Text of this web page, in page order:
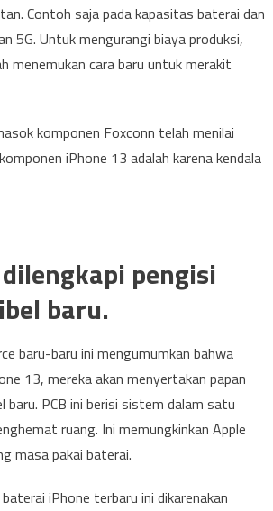
Contoh saja pada kapasitas baterai dan
5G. Untuk mengurangi biaya produksi,
menemukan cara baru untuk merakit
komponen Foxconn telah menilai
iPhone 13 adalah karena kendala
pengisi
baru.
baru-baru ini mengumumkan bahwa
13, mereka akan menyertakan papan
baru. PCB ini berisi sistem dalam satu
ruang. Ini memungkinkan Apple
masa pakai baterai.
iPhone terbaru ini dikarenakan